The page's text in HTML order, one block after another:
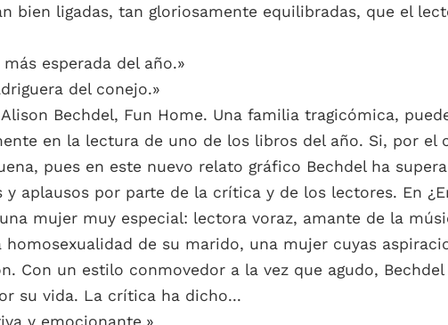
bien ligadas, tan gloriosamente equilibradas, que el
esperada del año.»
del conejo.»
Bechdel, Fun Home. Una familia tragicómica,
en la lectura de uno de los libros del año. Si, por el
pues en este nuevo relato gráfico Bechdel ha
aplausos por parte de la crítica y de los lectores. En
mujer muy especial: lectora voraz, amante de la
de su marido, una mujer cuyas
Con un estilo conmovedor a la vez que agudo, Bechdel
su vida. La crítica ha dicho...
y emocionante.»